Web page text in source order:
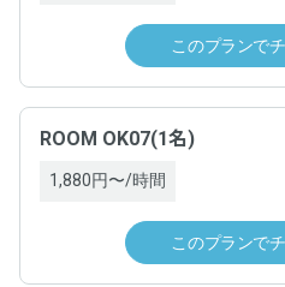
このプランで
ROOM OK07(1名)
1,880円〜/時間
このプランで
お問い合わせフォームよりお